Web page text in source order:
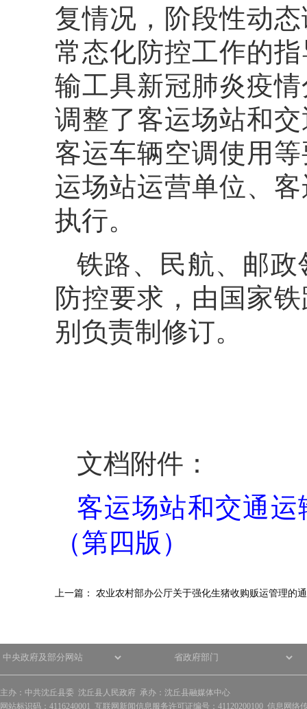
复情况，阶段性动
常态化防控工作的
输工具新冠肺炎疫
调整了客运场站和
客运车辆空调使用
运场站运营单位、
执行。
铁路、民航、邮
防控要求，由国家
别负责制修订。
文档附件：
客运场站和交通
（第四版）
上一篇： 农业农村部办公厅关于强化生猪收购贩运管理的
主办：中共沈丘县委 沈丘县人民政府 承办：沈丘县融媒体中心
网站标识码：4116240001 互联网新闻信息服务许可证编号：41120200100 信息网络